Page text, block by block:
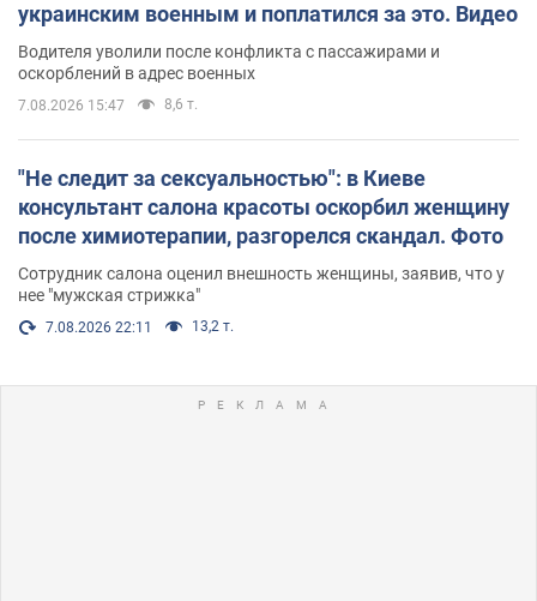
украинским военным и поплатился за это. Видео
Водителя уволили после конфликта с пассажирами и
оскорблений в адрес военных
7.08.2026 15:47 8,6 т.
"Не следит за сексуальностью": в Киеве
консультант салона красоты оскорбил женщину
после химиотерапии, разгорелся скандал. Фото
Сотрудник салона оценил внешность женщины, заявив, что у
нее "мужская стрижка"
7.08.2026 22:11 13,2 т.